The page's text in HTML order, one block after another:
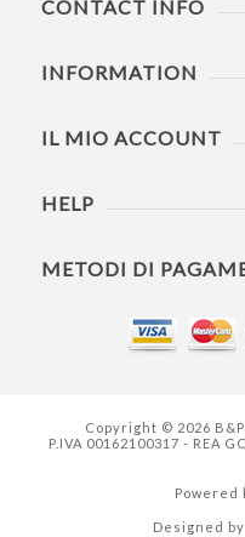
CONTACT INFO
INFORMATION
IL MIO ACCOUNT
HELP
METODI DI
Copyright © 2026
P.IVA 00162100317 - REA
Powered
Designed by